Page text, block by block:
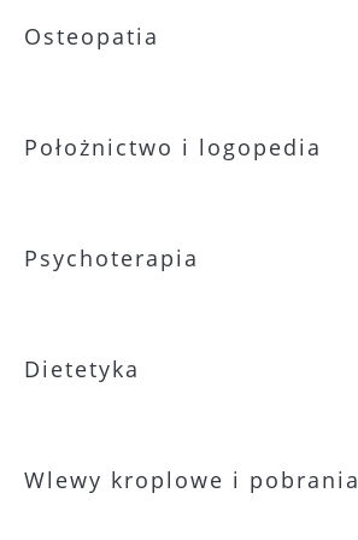
Osteopatia
Położnictwo i logopedia
Psychoterapia
Dietetyka
Wlewy kroplowe i pobrania